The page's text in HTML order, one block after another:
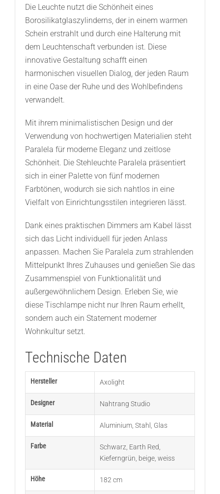
Die Leuchte nutzt die Schönheit eines
Borosilikatglaszylinderns, der in einem warmen
Schein erstrahlt und durch eine Halterung mit
dem Leuchtenschaft verbunden ist. Diese
innovative Gestaltung schafft einen
harmonischen visuellen Dialog, der jeden Raum
in eine Oase der Ruhe und des Wohlbefindens
verwandelt.
Mit ihrem minimalistischen Design und der
Verwendung von hochwertigen Materialien steht
Paralela für moderne Eleganz und zeitlose
Schönheit. Die Stehleuchte Paralela präsentiert
sich in einer Palette von fünf modernen
Farbtönen, wodurch sie sich nahtlos in eine
Vielfalt von Einrichtungsstilen integrieren lässt.
Dank eines praktischen Dimmers am Kabel lässt
sich das Licht individuell für jeden Anlass
anpassen. Machen Sie Paralela zum strahlenden
Mittelpunkt Ihres Zuhauses und genießen Sie das
Zusammenspiel von Funktionalität und
außergewöhnlichem Design. Erleben Sie, wie
diese Tischlampe nicht nur Ihren Raum erhellt,
sondern auch ein Statement moderner
Wohnkultur setzt.
Technische Daten
Hersteller Axolight
Designer Nahtrang Studio
Material Aluminium, Stahl Glas
Farbe Schwarz Earth Red
Kieferngrün beige, weiss
Höhe 182 cm